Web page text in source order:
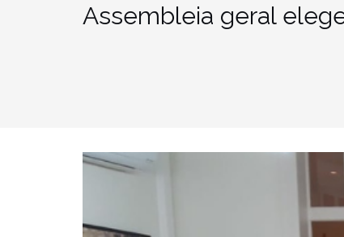
Assembleia geral